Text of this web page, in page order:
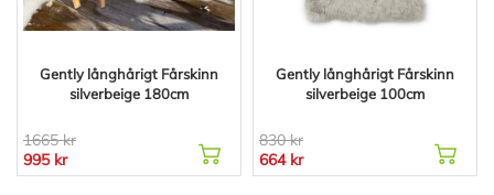
Gently långhårigt Fårskinn
silverbeige 180cm
1665 kr
995 kr
Gently långhårigt Fårskinn
silverbeige 100cm
830 kr
664 kr